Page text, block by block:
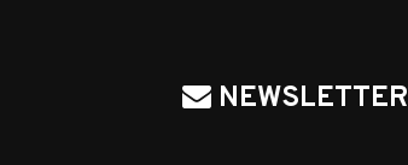
NEWSLETTER